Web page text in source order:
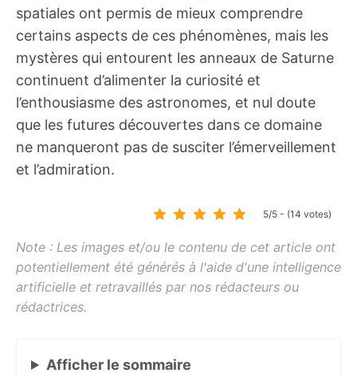
spatiales ont permis de mieux comprendre
certains aspects de ces phénomènes, mais les
mystères qui entourent les anneaux de Saturne
continuent d’alimenter la curiosité et
l’enthousiasme des astronomes, et nul doute
que les futures découvertes dans ce domaine
ne manqueront pas de susciter l’émerveillement
et l’admiration.
5/5 - (14 votes)
Afficher le sommaire